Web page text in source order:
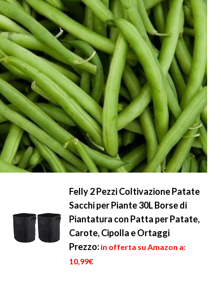
Felly 2 Pezzi Coltivazione Patate
Sacchi per Piante 30L Borse di
Piantatura con Patta per Patate,
Carote, Cipolla e Ortaggi
Prezzo: in offerta su Amazon a:
10,99€